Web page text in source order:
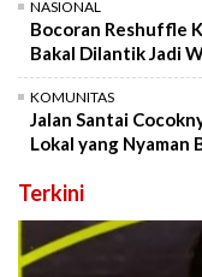
NASIONAL
Bocoran Reshuffle
Bakal Dilantik Jadi
KOMUNITAS
Jalan Santai
Lokal yang Nyaman
Terkini